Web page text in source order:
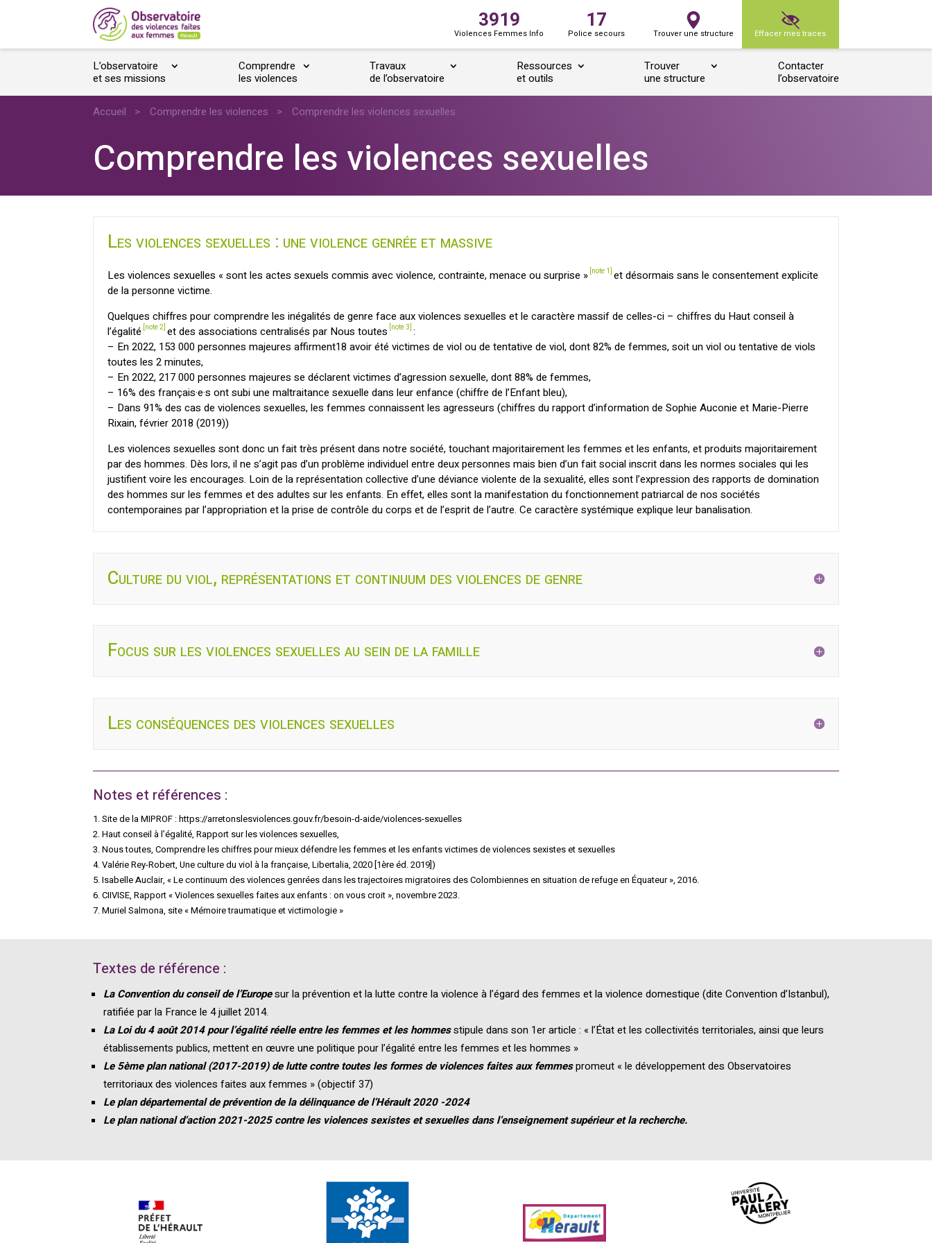
3919
Violences Femmes Info
17
Police secours Trouver une structure Effacer mes traces
L’observatoire
et ses missions
Comprendre
les violences
Travaux
de l’observatoire
Ressources
et outils
Trouver
une structure
Contacter
l’observatoire
Accueil > Comprendre les violences > Comprendre les violences sexuelles
Comprendre les violences sexuelles
Les violences sexuelles : une violence genrée et massive
Les violences sexuelles « sont les actes sexuels commis avec violence, contrainte, menace ou surprise » [note 1] et désormais sans le consentement explicite
de la personne victime.
Quelques chiffres pour comprendre les inégalités de genre face aux violences sexuelles et le caractère massif de celles-ci – chiffres du Haut conseil à
l’égalité [note 2]et des associations centralisés par Nous toutes [note 3]:
– En 2022, 153 000 personnes majeures affirment18 avoir été victimes de viol ou de tentative de viol, dont 82% de femmes, soit un viol ou tentative de viols
toutes les 2 minutes,
– En 2022, 217 000 personnes majeures se déclarent victimes d’agression sexuelle, dont 88% de femmes,
– 16% des français·e·s ont subi une maltraitance sexuelle dans leur enfance (chiffre de l’Enfant bleu),
– Dans 91% des cas de violences sexuelles, les femmes connaissent les agresseurs (chiffres du rapport d’information de Sophie Auconie et Marie-Pierre
Rixain, février 2018 (2019))
Les violences sexuelles sont donc un fait très présent dans notre société, touchant majoritairement les femmes et les enfants, et produits majoritairement
par des hommes. Dès lors, il ne s’agit pas d’un problème individuel entre deux personnes mais bien d’un fait social inscrit dans les normes sociales qui les
justifient voire les encourages. Loin de la représentation collective d’une déviance violente de la sexualité, elles sont l’expression des rapports de domination
des hommes sur les femmes et des adultes sur les enfants. En effet, elles sont la manifestation du fonctionnement patriarcal de nos sociétés
contemporaines par l’appropriation et la prise de contrôle du corps et de l’esprit de l’autre. Ce caractère systémique explique leur banalisation.
Culture du viol, représentations et continuum des violences de genre
Focus sur les violences sexuelles au sein de la famille
Les conséquences des violences sexuelles
Notes et références :
1. Site de la MIPROF : https://arretonslesviolences.gouv.fr/besoin-d-aide/violences-sexuelles
2. Haut conseil à l’égalité, Rapport sur les violences sexuelles,
3. Nous toutes, Comprendre les chiffres pour mieux défendre les femmes et les enfants victimes de violences sexistes et sexuelles
4. Valérie Rey-Robert, Une culture du viol à la française, Libertalia, 2020 [1ère éd. 2019])
5. Isabelle Auclair, « Le continuum des violences genrées dans les trajectoires migratoires des Colombiennes en situation de refuge en Équateur », 2016.
6. CIIVISE, Rapport « Violences sexuelles faites aux enfants : on vous croit », novembre 2023.
7. Muriel Salmona, site « Mémoire traumatique et victimologie »
Textes de référence :
La Convention du conseil de l’Europesur la prévention et la lutte contre la violence à l’égard des femmes et la violence domestique (dite Convention d’Istanbul),
ratifiée par la France le 4 juillet 2014.
La Loi du 4 août 2014 pour l’égalité réelle entre les femmes et les hommesstipule dans son 1er article : « l’État et les collectivités territoriales, ainsi que leurs
établissements publics, mettent en œuvre une politique pour l’égalité entre les femmes et les hommes »
Le 5ème plan national (2017-2019) de lutte contre toutes les formes de violences faites aux femmespromeut « le développement des Observatoires
territoriaux des violences faites aux femmes » (objectif 37)
Le plan départemental de prévention de la délinquance de l’Hérault 2020 -2024
Le plan national d’action 2021-2025 contre les violences sexistes et sexuelles dans l’enseignement supérieur et la recherche.